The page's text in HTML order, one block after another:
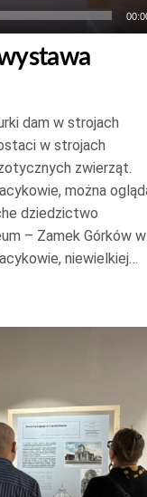
dam w strojach
w strojach
zwierząt.
można
dziedzictwo
– Zamek Górków w
niewielkiej…